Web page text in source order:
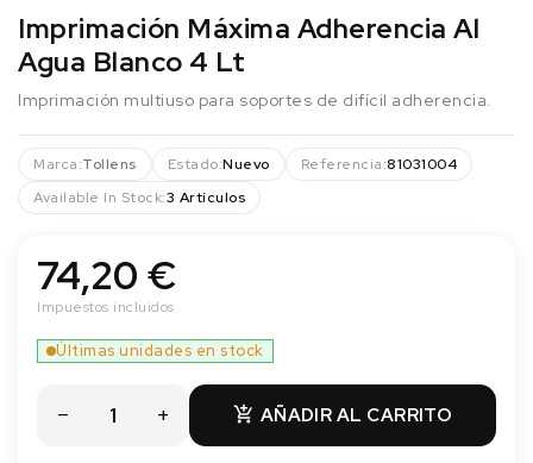
Imprimación Máxima Adherencia Al
Agua Blanco 4 Lt
Imprimación multiuso para soportes de difícil adherencia.
Marca:Tollens Estado:Nuevo Referencia:81031004
Available In Stock:3 Artículos
74,20 €
Impuestos incluidos
 AÑADIR AL CARRITO
Últimas unidades en stock